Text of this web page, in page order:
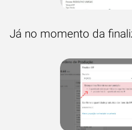
Já no momento da